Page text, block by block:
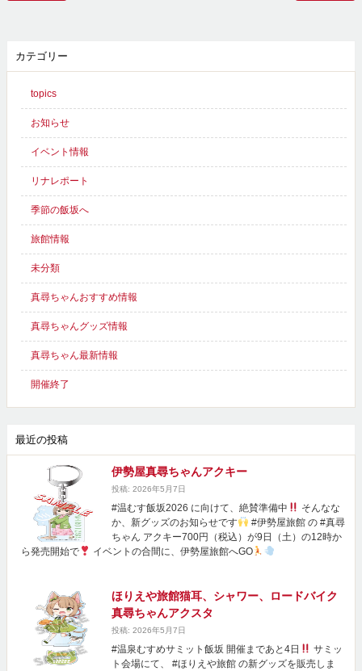
カテゴリー
topics
お知らせ
イベント情報
リナレポート
季節の飯坂へ
旅館情報
未分類
真尋ちゃんおすすめ情報
真尋ちゃんグッズ情報
真尋ちゃん最新情報
開催終了
最近の投稿
伊勢屋真尋ちゃんアクキー
投稿: 2026年5月7日
#温むす飯坂2026 に向けて、絶賛準備中
そんなな
か、新グッズのお知らせです
#伊勢屋旅館 の #真尋
ちゃん アクキー700円（税込）が9日（土）の12時か
ら発売開始で
イベントの合間に、伊勢屋旅館へGO
ほりえや旅館猫耳、シャワー、ロードバイク
真尋ちゃんアクスタ
投稿: 2026年5月7日
#温泉むすめサミット飯坂 開催まであと4日
サミッ
ト会場にて、 #ほりえや旅館 の新グッズを販売しま